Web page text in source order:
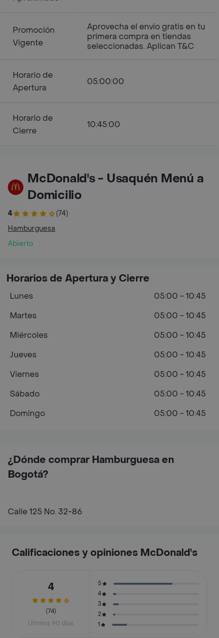
Promoción
Vigente
Aprovecha el envío gratis en tu
primera compra en tiendas
seleccionadas. Aplican T&C
Horario de
Apertura
05:00:00
Horario de
Cierre
10:45:00
McDonald's - Usaquén Menú a
Domicilio
4
(74)
Hamburguesa
Abierto
¿Dónde comprar Hamburguesa en
Bogotá?
Calle 125 No. 32-86
Horarios de Apertura y Cierre
Lunes
05:00 - 10:45
Martes
05:00 - 10:45
Miércoles
05:00 - 10:45
Jueves
05:00 - 10:45
Viernes
05:00 - 10:45
Sábado
05:00 - 10:45
Domingo
05:00 - 10:45
Calificaciones y opiniones McDonald's
4
(74)
Últimos 90 días
5
4
3
2
1